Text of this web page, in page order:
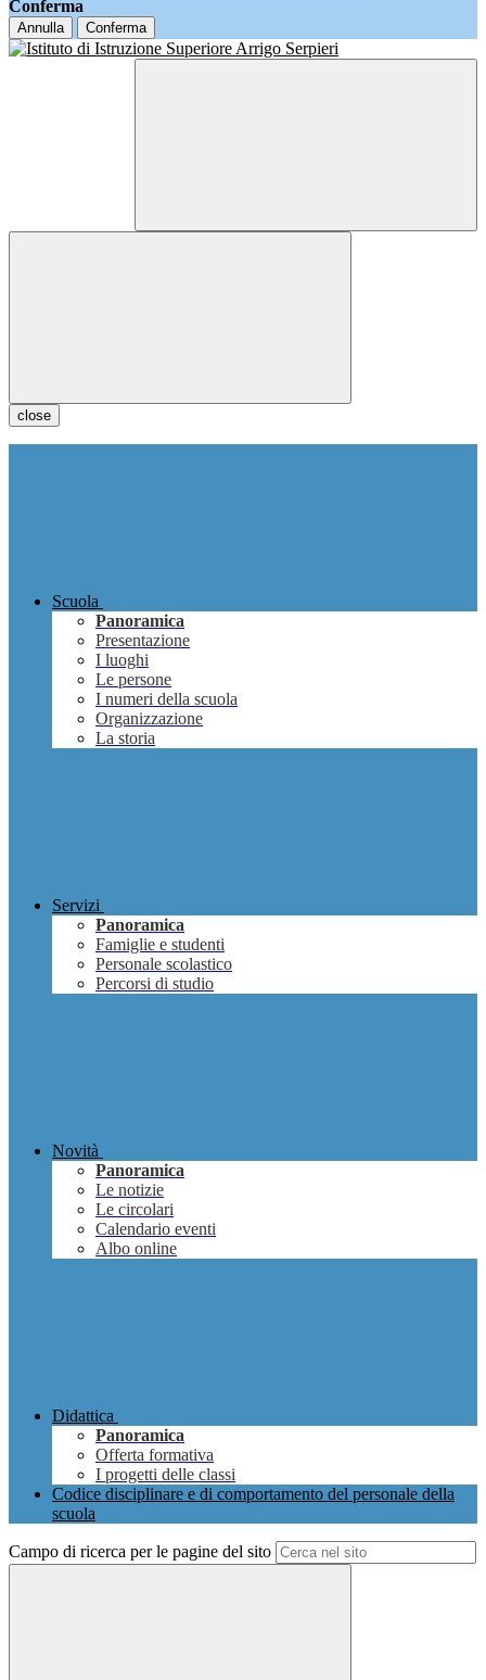
Conferma
Annulla Conferma
close
Scuola
Panoramica
Presentazione
I luoghi
Le persone
I numeri della scuola
Organizzazione
La storia
Servizi
Panoramica
Famiglie e studenti
Personale scolastico
Percorsi di studio
Novità
Panoramica
Le notizie
Le circolari
Calendario eventi
Albo online
Didattica
Panoramica
Offerta formativa
I progetti delle classi
Codice disciplinare e di comportamento del personale della
scuola
Campo di ricerca per le pagine del sito